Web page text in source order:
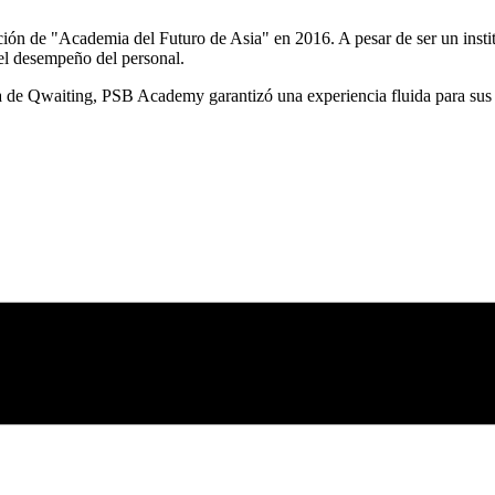
de "Academia del Futuro de Asia" en 2016. A pesar de ser un
desempeño del personal.
Qwaiting, PSB Academy garantizó una experiencia fluida para